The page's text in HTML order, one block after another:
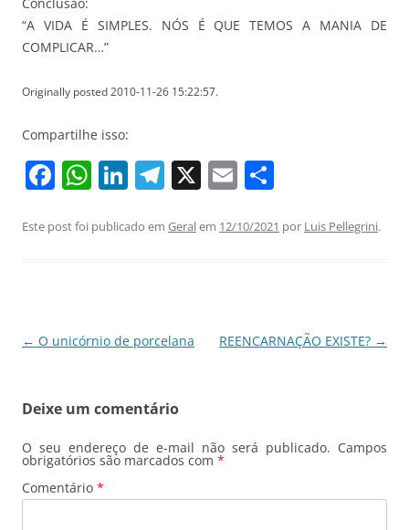
“A VIDA É SIMPLES. NÓS É QUE TEMOS A MANIA DE
COMPLICAR…”
Originally posted 2010-11-26 15:22:57.
Compartilhe isso:
F
c
o
W
at
p
Li
k
T
e
X E
ai ar
Este post foi publicado em Geralem 12/10/2021 por Luis Pellegrini.
Navegação
← O unicórnio de porcelana REENCARNAÇÃO EXISTE? →
Deixe um comentário
O seu endereço de e-mail não será publicado. Campos
obrigatórios são marcados com *
Comentário *